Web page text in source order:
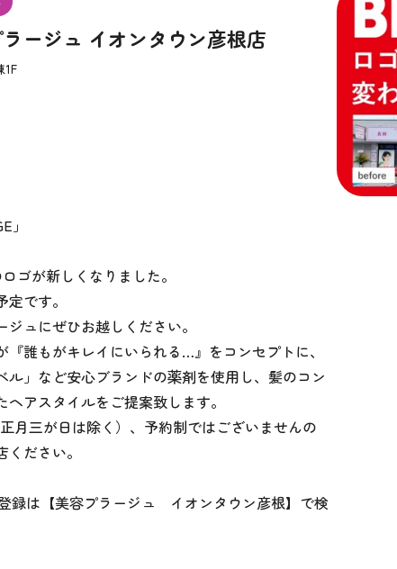
ージュ イオンタウン彦根店
1F
」
ゴが新しくなりました。
です。
ュにぜひお越しください。
誰もがキレイにいられる…』をコンセプトに、
ル」など安心ブランドの薬剤を使用し、髪のコン
アスタイルをご提案致します。
月三が日は除く）、予約制ではございませんの
ださい。
録は【美容プラージュ イオンタウン彦根】で検